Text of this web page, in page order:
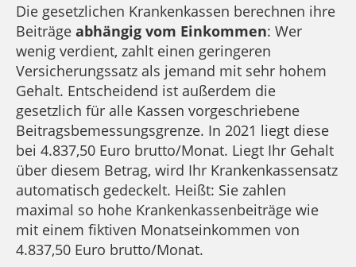
Die gesetzlichen Krankenkassen berechnen ihre
Beiträge abhängig vom Einkommen: Wer
wenig verdient, zahlt einen geringeren
Versicherungssatz als jemand mit sehr hohem
Gehalt. Entscheidend ist außerdem die
gesetzlich für alle Kassen vorgeschriebene
Beitragsbemessungsgrenze. In 2021 liegt diese
bei 4.837,50 Euro brutto/Monat. Liegt Ihr Gehalt
über diesem Betrag, wird Ihr Krankenkassensatz
automatisch gedeckelt. Heißt: Sie zahlen
maximal so hohe Krankenkassenbeiträge wie
mit einem fiktiven Monatseinkommen von
4.837,50 Euro brutto/Monat.